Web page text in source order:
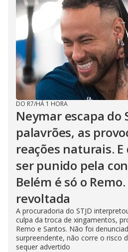
DO R7/HÁ 1 HORA
Neymar escapa do
palavrões, as
reações naturais.
ser punido pela
Belém é só o
revoltada
A procuradoria do STJD
culpa da troca de xingamentos,
Remo e Santos. Não foi
surpreendente, não corre o risco
sequer advertido